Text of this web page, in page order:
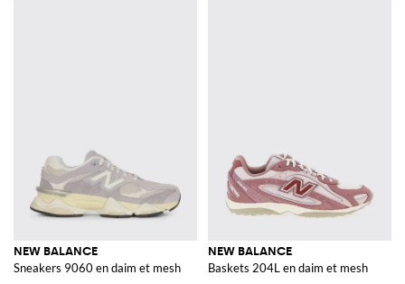
NEW BALANCE
Sneakers 9060 en daim et mesh
NEW BALANCE
Baskets 204L en daim et mesh